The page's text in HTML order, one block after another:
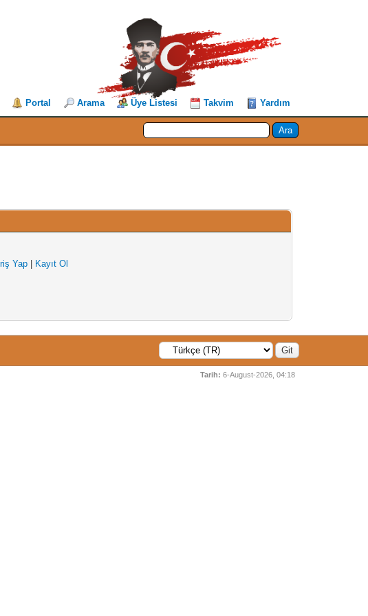
Portal Arama Üye Listesi Takvim Yardım
Yap
Kayıt Ol
Tarih: 6-August-2026, 04:18